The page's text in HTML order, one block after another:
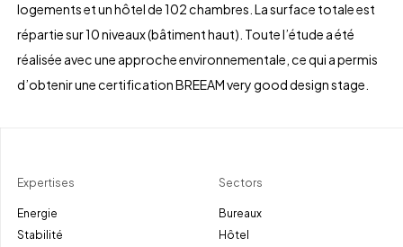
logements et un hôtel de 102 chambres. La surface totale est
répartie sur 10 niveaux (bâtiment haut). Toute l’étude a été
réalisée avec une approche environnementale, ce qui a permis
d’obtenir une certification BREEAM very good design stage.
Expertises
Energie
Stabilité
Sectors
Bureaux
Hôtel